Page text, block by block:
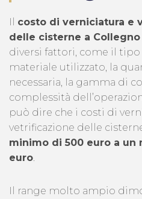
Il costo di verniciatura e
delle cisterne a Collegno
diversi fattori, come il tipo
materiale utilizzato, la
necessaria, la gamma di
complessità
può dire che i costi di
vetrificazione delle
minimo di 500 euro a un
euro.
Il range molto ampio